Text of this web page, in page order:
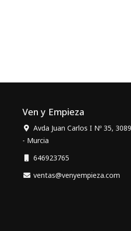
Ven y Empieza
Avda Juan Carlos I Nº 35,
- Murcia
646923765
ventas@venyempieza.com